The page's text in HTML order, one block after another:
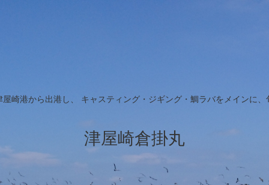
屋崎港から出港し、 キャスティング・ジギング・鯛ラバをメインに、
津屋崎倉掛丸